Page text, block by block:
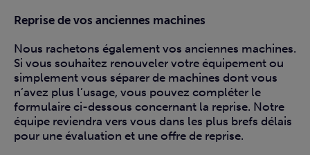
Reprise de vos anciennes machines
Nous rachetons également vos anciennes machines.
Si vous souhaitez renouveler votre équipement ou
simplement vous séparer de machines dont vous
n’avez plus l’usage, vous pouvez compléter le
formulaire ci-dessous concernant la reprise. Notre
équipe reviendra vers vous dans les plus brefs délais
pour une évaluation et une offre de reprise.